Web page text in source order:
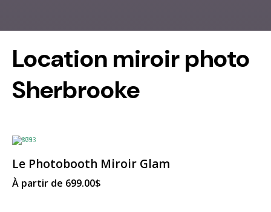
Location miroir photo
Sherbrooke
Le Photobooth Miroir Glam
À partir de 699.00$
Ce
produit
plusieurs
Les
options